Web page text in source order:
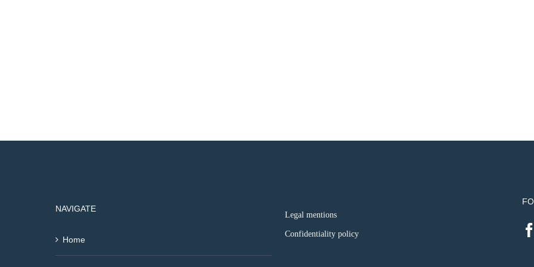
NAVIGATE
Home
Legal mentions
Confidentiality policy